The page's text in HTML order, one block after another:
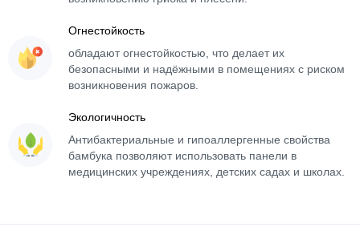
Огнестойкость
обладают огнестойкостью, что делает их
безопасными и надёжными в помещениях с риском
возникновения пожаров.
Экологичность
Антибактериальные и гипоаллергенные свойства
бамбука позволяют использовать панели в
медицинских учреждениях, детских садах и школах.